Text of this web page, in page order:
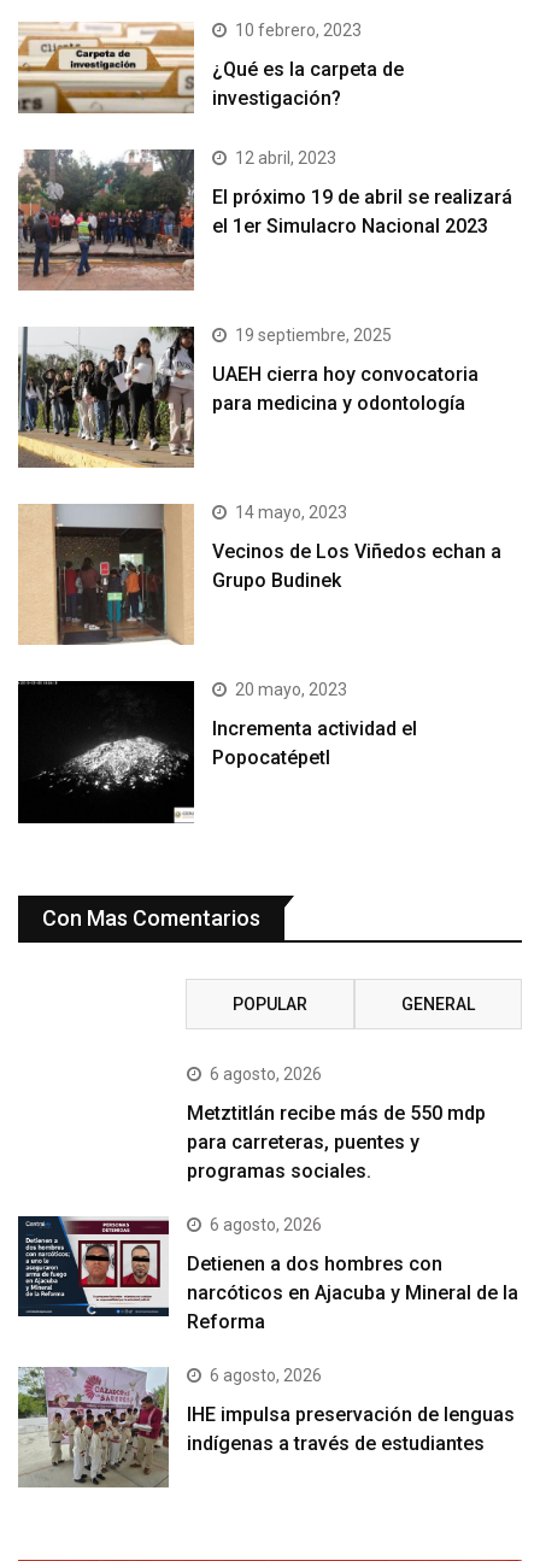
10 febrero, 2023
¿Qué es la carpeta de
investigación?
12 abril, 2023
El próximo 19 de abril se realizará
el 1er Simulacro Nacional 2023
19 septiembre, 2025
UAEH cierra hoy convocatoria
para medicina y odontología
14 mayo, 2023
Vecinos de Los Viñedos echan a
Grupo Budinek
20 mayo, 2023
Incrementa actividad el
Popocatépetl
Con Mas Comentarios
POPULAR GENERAL
6 agosto, 2026
Metztitlán recibe más de 550 mdp
para carreteras, puentes y
programas sociales.
6 agosto, 2026
Detienen a dos hombres con
narcóticos en Ajacuba y Mineral de la
Reforma
6 agosto, 2026
IHE impulsa preservación de lenguas
indígenas a través de estudiantes